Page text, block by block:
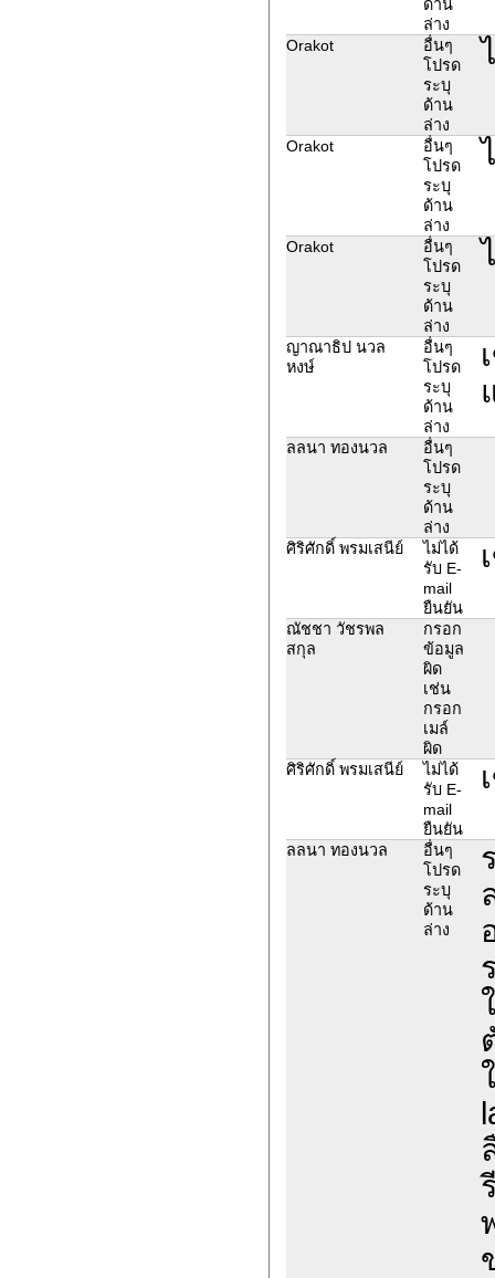
ด้าน
ล่าง
Orakot
อื่นๆ
โปรด
ระบุ
ด้าน
ล่าง
Orakot
อื่นๆ
โปรด
ระบุ
ด้าน
ล่าง
Orakot
อื่นๆ
โปรด
ระบุ
ด้าน
ล่าง
ญาณาธิป นวล
หงษ์
อื่นๆ
โปรด
ระบุ
ด้าน
ล่าง
ลลนา ทองนวล
อื่นๆ
โปรด
ระบุ
ด้าน
ล่าง
ศิริศักดิ์ พรมเสนีย์
ไม่ได้
รับ E-
mail
ยืนยัน
ณัชชา วัชรพล
สกุล
กรอก
ข้อมูล
ผิด
เช่น
กรอก
เมล์
ผิด
ศิริศักดิ์ พรมเสนีย์
ไม่ได้
รับ E-
mail
ยืนยัน
ลลนา ทองนวล
อื่นๆ
โปรด
ระบุ
ด้าน
ล่าง